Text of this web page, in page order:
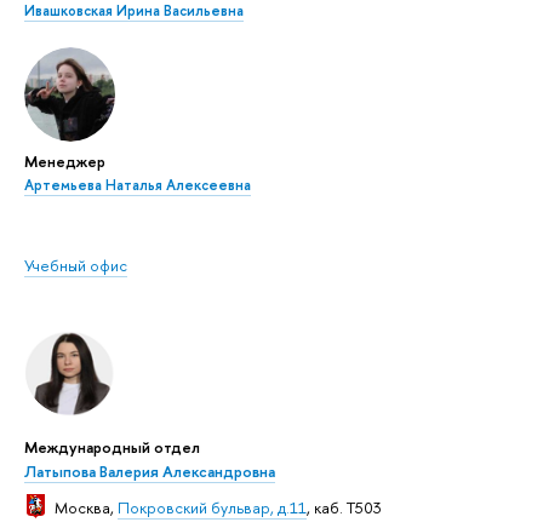
Ивашковская Ирина Васильевна
Менеджер
Артемьева Наталья Алексеевна
Учебный офис
Международный отдел
Латыпова Валерия Александровна
Москва, Покровский бульвар, д.11, каб. T503